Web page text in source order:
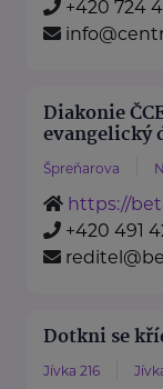
+420 724
Diakonie
evangelický
Špreňarova
https://
+420 491
Dotkni se
Jívka 216